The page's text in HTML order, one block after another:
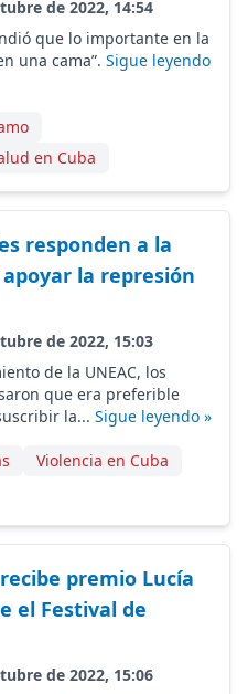
de 2022, 14:54
que lo importante en la
una cama”. Sigue leyendo
en Cuba
responden a la
la represión
de 2022, 15:03
de la UNEAC, los
que era preferible
la... Sigue leyendo »
Violencia en Cuba
premio Lucía
el Festival de
de 2022, 15:06